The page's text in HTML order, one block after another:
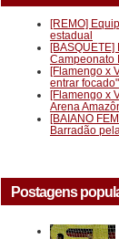
[REMO]
estadual
Campeonato
[Flamengo x
entrar focado"
[Flamengo x
Arena
[BAIANO
Barradão
Postagens